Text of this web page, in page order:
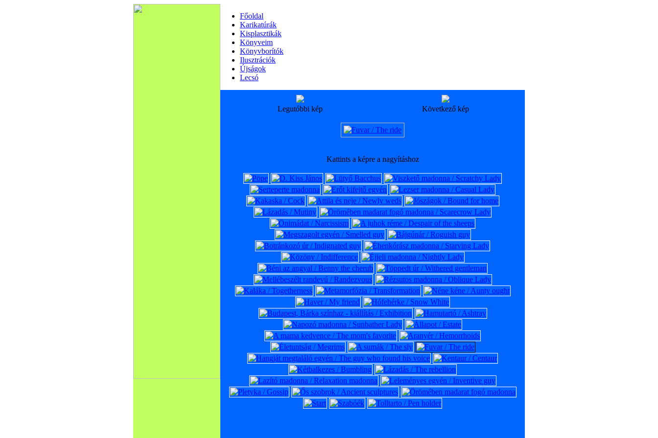
Főoldal
Karikatúrák
Kisplasztikák
Könyveim
Könyvborítók
Ilusztrációk
Újságok
Lecsó
Legutóbbi kép Következő kép
Kattints a képre a nagyításhoz